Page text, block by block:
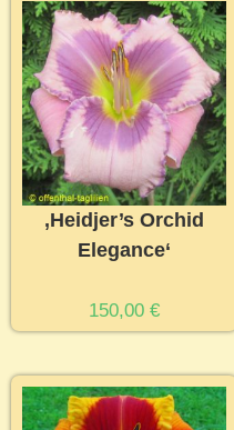
‚Heidjer’s Orchid
Elegance‘
150,00 €